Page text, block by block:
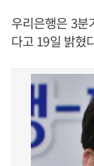
우리은행은 3분
다고 19일 밝혔